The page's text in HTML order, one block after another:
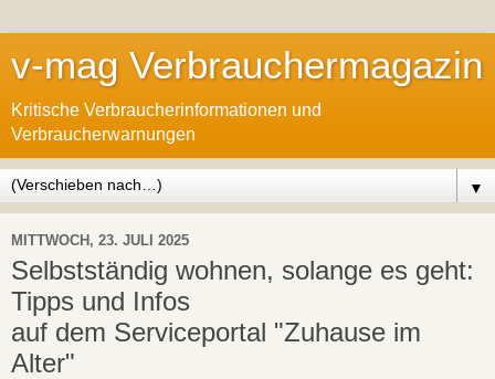
v-mag Verbrauchermagazin
Kritische Verbraucherinformationen und
Verbraucherwarnungen
▼
MITTWOCH, 23. JULI 2025
Selbstständig wohnen, solange es geht:
Tipps und Infos
auf dem Serviceportal "Zuhause im
Alter"